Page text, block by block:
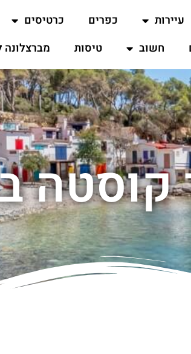
עיירות כפרים כרטיסים
חשוב טיסות מברצלונה
קוסטה